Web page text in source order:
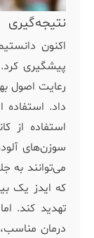
نتیجه‌گیری
اکنون
رعایت اصول
استفاده از
سوزن‌های
می‌توانند به
که ایدز یک
تهدید کند.